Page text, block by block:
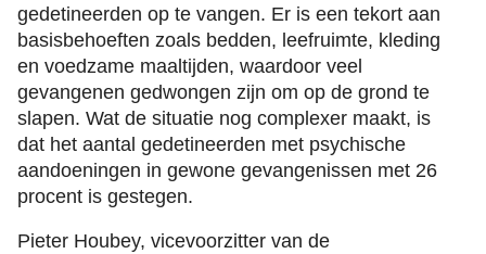
gedetineerden op te vangen. Er is een tekort aan
basisbehoeften zoals bedden, leefruimte, kleding
en voedzame maaltijden, waardoor veel
gevangenen gedwongen zijn om op de grond te
slapen. Wat de situatie nog complexer maakt, is
dat het aantal gedetineerden met psychische
aandoeningen in gewone gevangenissen met 26
procent is gestegen.
Pieter Houbey, vicevoorzitter van de